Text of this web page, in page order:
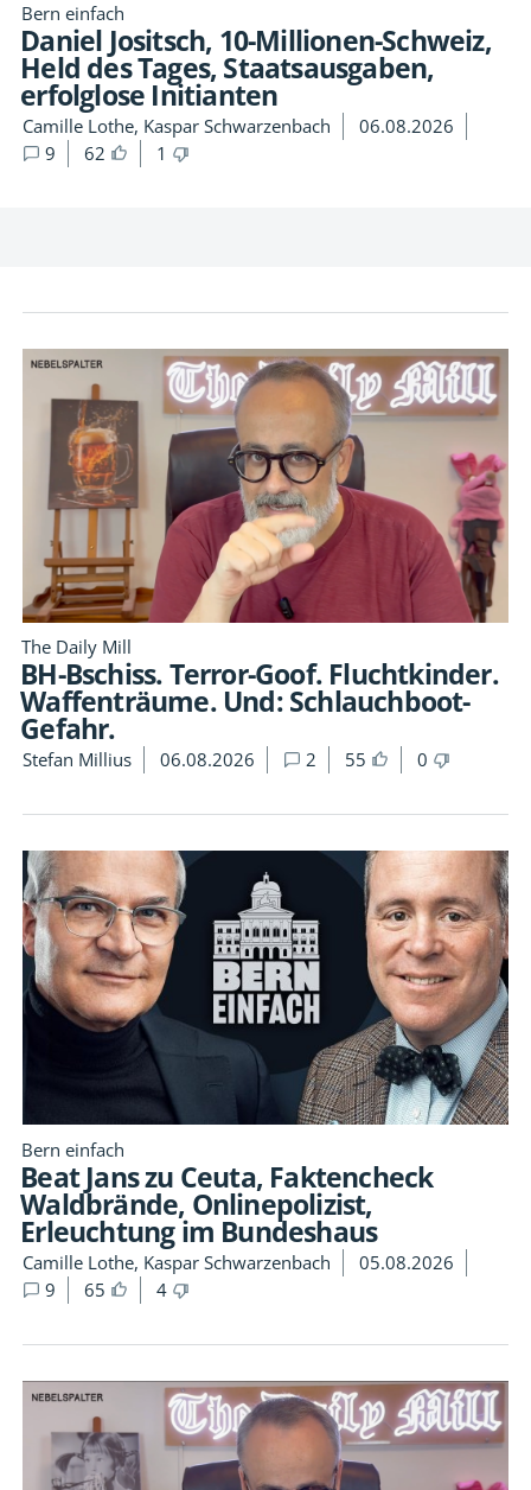
Bern einfach
Daniel Jositsch, 10-Millionen-Schweiz,
Held des Tages, Staatsausgaben,
erfolglose Initianten
Camille Lothe, Kaspar Schwarzenbach
06.08.2026
9
62 1
The Daily Mill
BH-Bschiss. Terror-Goof. Fluchtkinder.
Waffenträume. Und: Schlauchboot-
Gefahr.
Stefan Millius 06.08.2026 2 55 0
Bern einfach
Beat Jans zu Ceuta, Faktencheck
Waldbrände, Onlinepolizist,
Erleuchtung im Bundeshaus
Camille Lothe, Kaspar Schwarzenbach
05.08.2026
9
65 4